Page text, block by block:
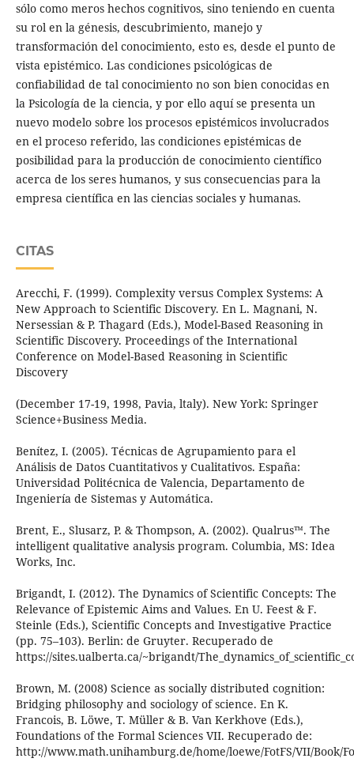
sólo como meros hechos cognitivos, sino teniendo en cuenta
su rol en la génesis, descubrimiento, manejo y
transformación del conocimiento, esto es, desde el punto de
vista epistémico. Las condiciones psicológicas de
confiabilidad de tal conocimiento no son bien conocidas en
la Psicología de la ciencia, y por ello aquí se presenta un
nuevo modelo sobre los procesos epistémicos involucrados
en el proceso referido, las condiciones epistémicas de
posibilidad para la producción de conocimiento científico
acerca de los seres humanos, y sus consecuencias para la
empresa científica en las ciencias sociales y humanas.
CITAS
Arecchi, F. (1999). Complexity versus Complex Systems: A
New Approach to Scientific Discovery. En L. Magnani, N.
Nersessian & P. Thagard (Eds.), Model-Based Reasoning in
Scientific Discovery. Proceedings of the International
Conference on Model-Based Reasoning in Scientific
Discovery
(December 17-19, 1998, Pavia, ltaly). New York: Springer
Science+Business Media.
Benítez, I. (2005). Técnicas de Agrupamiento para el
Análisis de Datos Cuantitativos y Cualitativos. España:
Universidad Politécnica de Valencia, Departamento de
Ingeniería de Sistemas y Automática.
Brent, E., Slusarz, P. & Thompson, A. (2002). Qualrus™. The
intelligent qualitative analysis program. Columbia, MS: Idea
Works, Inc.
Brigandt, I. (2012). The Dynamics of Scientific Concepts: The
Relevance of Epistemic Aims and Values. En U. Feest & F.
Steinle (Eds.), Scientific Concepts and Investigative Practice
(pp. 75–103). Berlin: de Gruyter. Recuperado de
https://sites.ualberta.ca/~brigandt/
Brown, M. (2008) Science as socially distributed cognition:
Bridging philosophy and sociology of science. En K.
Francois, B. Löwe, T. Müller & B. Van Kerkhove (Eds.),
Foundations of the Formal Sciences VII. Recuperado de:
http://www.math.unihamburg.de/home/loewe/FotFS/VII/Book/